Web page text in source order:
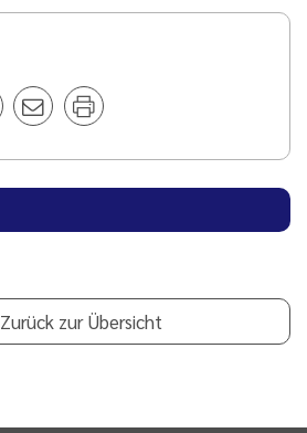
Zurück zur Übersicht